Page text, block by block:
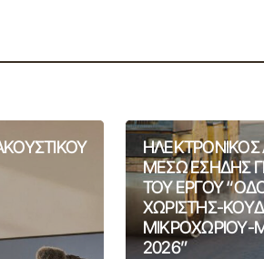
ΗΛΕΚΤΡΟΝΙΚΟΣ
ΜΕΣΩ ΕΣΗΔΗΣ
ΤΟΥ ΕΡΓΟΥ
ΧΩΡΙΣΤΗΣ-
ΜΙΚΡΟΧΩΡΙΟΥ-
2026”